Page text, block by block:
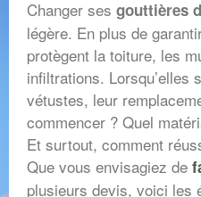
Changer ses gouttières
légère. En plus de
protègent la toiture, les
infiltrations. Lorsqu’elles
vétustes, leur
commencer ? Quel
Et surtout, comment
Que vous envisagiez de
plusieurs devis, voici les